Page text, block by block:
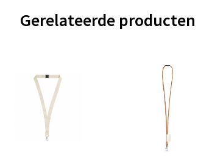
Gerelateerde producten